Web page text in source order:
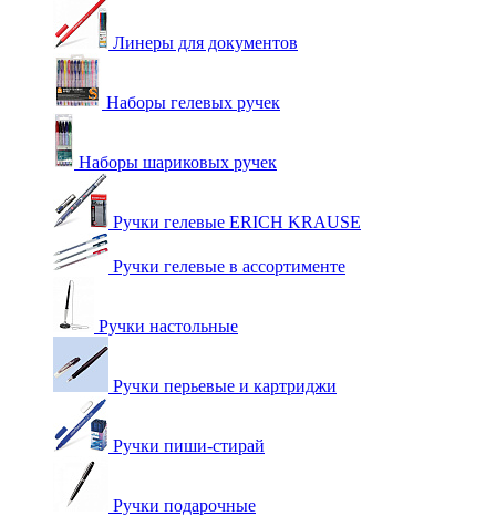
Линеры для документов
Наборы гелевых ручек
Наборы шариковых ручек
Ручки гелевые ERICH KRAUSE
Ручки гелевые в ассортименте
Ручки настольные
Ручки перьевые и картриджи
Ручки пиши-стирай
Ручки подарочные